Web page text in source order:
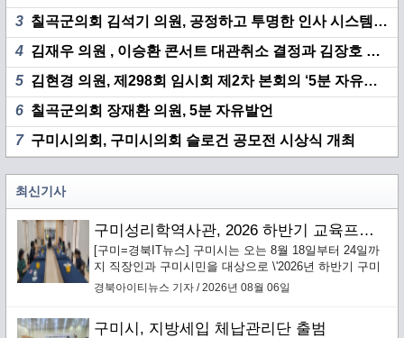
3 칠곡군의회 김석기 의원, 공정하고 투명한 인사 시스템 구축 촉구
4 김재우 의원 , 이승환 콘서트 대관취소 결정과 김장호 시장 책임 집중 추궁
5 김현경 의원, 제298회 임시회 제2차 본회의 ‘5분 자유발언’
6 칠곡군의회 장재환 의원, 5분 자유발언
7구미시의회, 구미시의회 슬로건 공모전 시상식 개최
최신기사
구미성리학역사관, 2026 하반기 교육프로그램 수강생 모집
[구미=경북IT뉴스] 구미시는 오는 8월 18일부터 24일까
지 직장인과 구미시민을 대상으로 \'2026년 하반기 구미
성리학역사관 교육프로그램\' 수강생을 선착순 모집한다.
경북아이티뉴스 기자 / 2026년 08월 06일
구미시, 지방세입 체납관리단 출범